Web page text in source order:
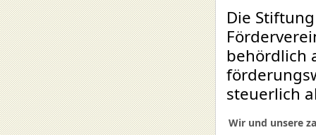
Die
behördlich
steuerlich
Wir und unsere